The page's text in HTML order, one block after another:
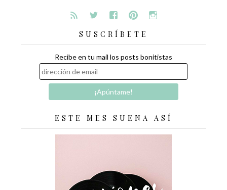
SUSCRÍBETE
Recibe en tu mail los posts bonitistas
ESTE MES SUENA ASÍ